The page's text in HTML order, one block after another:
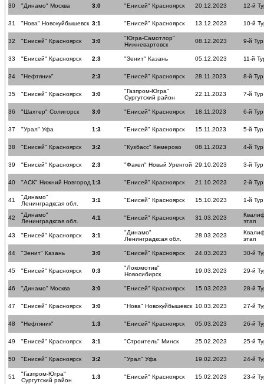
30 "Динамо" Москва 3:0 "Енисей" Красноярск 20.12.2023 12-й
31 "Нова" Новокуйбышевск 3:1 "Енисей" Красноярск 13.12.2023 10-й
32 "Енисей" Красноярск 3:0
"Югра-Самотлор"
Нижневартовск
08.12.2023 9-й Тур
33 "Енисей" Красноярск 2:3 "Зенит" Казань 05.12.2023 11-й
34 "Нефтяник" 2:3 "Енисей" Красноярск 28.11.2023 8-й Тур
35 "Енисей" Красноярск 3:0
"Газпром-Югра"
Сургутский район
22.11.2023 7-й Тур
36 "Шахтер" Солигорск 3:0 "Енисей" Красноярск 18.11.2023 6-й Тур
37 "Урал" Уфа 1:3 "Енисей" Красноярск 15.11.2023 5-й Тур
38 "Енисей" Красноярск 3:2 "Кузбасс" Кемерово 08.11.2023 4-й Тур
39 "Енисей" Красноярск 2:3 "Факел" Новый Уренгой 29.10.2023 3-й Тур
40 "АСК" Нижний Новгород 1:3 "Енисей" Красноярск 21.10.2023 2-й Тур
41
"Динамо"
Ленинградксая обл.
3:1 "Енисей" Красноярск 15.10.2023 1-й Тур
42
"Динамо"
Ленинградксая обл.
4:1 "Енисей" Красноярск 31.03.2023
этап
43 "Енисей" Красноярск 3:1
"Динамо"
Ленинградксая обл.
28.03.2023
этап
44 "Зенит" Казань 3:0 "Енисей" Красноярск 24.03.2023 30-й
45 "Енисей" Красноярск 0:3
"Локомотив"
Новосибирск
19.03.2023 29-й
46 "Динамо" Москва 3:0 "Енисей" Красноярск 15.03.2023 28-й
47 "Енисей" Красноярск 3:0 "Нова" Новокуйбышевск 10.03.2023 27-й
48 "Нефтяник" 1:3 "Енисей" Красноярск 05.03.2023 26-й
49 "Енисей" Красноярск 3:1 "Строитель" Минск 25.02.2023 25-й
50 "Енисей" Красноярск 3:2 "Урал" Уфа 19.02.2023 24-й
51
"Газпром-Югра"
Сургутский район
1:3 "Енисей" Красноярск 15.02.2023 23-й